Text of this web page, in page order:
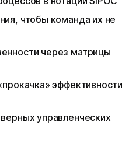
чтобы команда их не
через матрицы
эффективности
управленческих